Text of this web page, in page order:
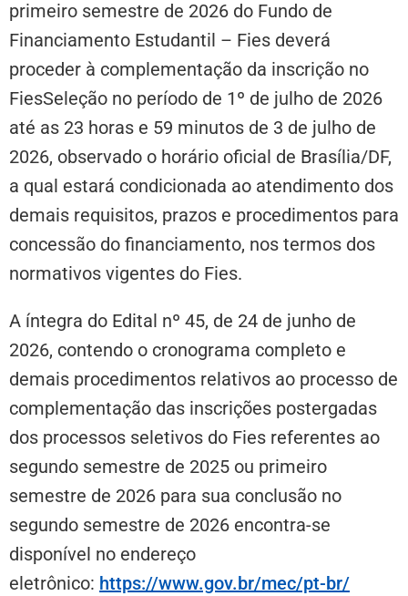
primeiro semestre de 2026 do Fundo de
Financiamento Estudantil – Fies deverá
proceder à complementação da inscrição no
FiesSeleção no período de 1º de julho de 2026
até as 23 horas e 59 minutos de 3 de julho de
2026, observado o horário oficial de Brasília/DF,
a qual estará condicionada ao atendimento dos
demais requisitos, prazos e procedimentos para
concessão do financiamento, nos termos dos
normativos vigentes do Fies.
A íntegra do Edital nº 45, de 24 de junho de
2026, contendo o cronograma completo e
demais procedimentos relativos ao processo de
complementação das inscrições postergadas
dos processos seletivos do Fies referentes ao
segundo semestre de 2025 ou primeiro
semestre de 2026 para sua conclusão no
segundo semestre de 2026 encontra-se
disponível no endereço
eletrônico: https://www.gov.br/mec/pt-br/